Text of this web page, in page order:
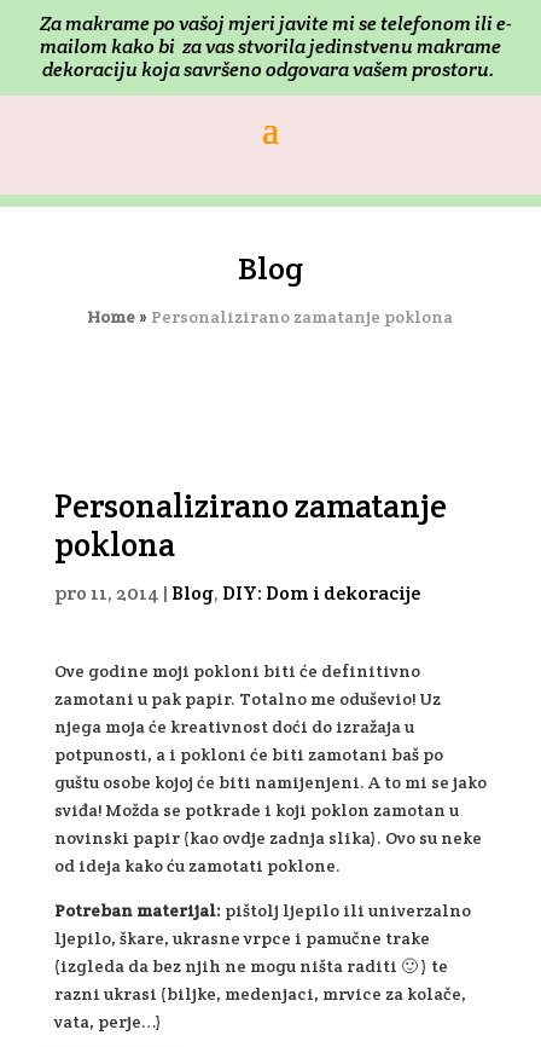
Za makrame po vašoj mjeri javite mi se telefonom ili e-
mailom kako bi za vas stvorila jedinstvenu makrame
dekoraciju koja savršeno odgovara vašem prostoru.
Blog
Home » Personalizirano zamatanje poklona
Personalizirano zamatanje
poklona
pro 11, 2014 | Blog, DIY: Dom i dekoracije
Ove godine moji pokloni biti će definitivno
zamotani u pak papir. Totalno me oduševio! Uz
njega moja će kreativnost doći do izražaja u
potpunosti, a i pokloni će biti zamotani baš po
guštu osobe kojoj će biti namijenjeni. A to mi se jako
sviđa! Možda se potkrade i koji poklon zamotan u
novinski papir (kao ovdje zadnja slika). Ovo su neke
od ideja kako ću zamotati poklone.
Potreban materijal:pištolj ljepilo ili univerzalno
ljepilo, škare, ukrasne vrpce i pamučne trake
(izgleda da bez njih ne mogu ništa raditi 🙂 ) te
razni ukrasi (biljke, medenjaci, mrvice za kolače,
vata, perje…)